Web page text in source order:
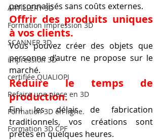
ARTILLERY 3D
Formation impression 3D
SCANNER 3D
impression 3D
certifiée QUALIOPI
Refaire une piece en 3D
Formation 3D en ligne.
Formation 3D CPF
personnalisés sans coûts externes.
Offrir des produits uniques
à vos clients.
Vous pouvez créer des objets que
personne d’autre ne propose sur le
marché.
Réduire le temps de
production.
Fini les délais de fabrication
traditionnels, vos créations sont
prêtes en quelques heures.